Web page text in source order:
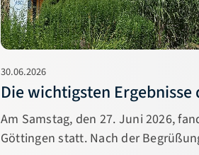
30.06.2026
Die wichtigsten Ergebnisse
Am Samstag, den 27. Juni 2026,
Göttingen statt. Nach der